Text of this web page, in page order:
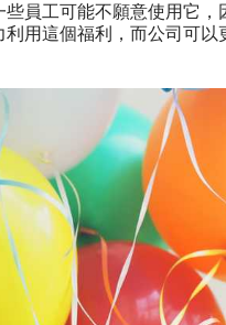
員工可能不願意使用它，
用這個福利，而公司可以